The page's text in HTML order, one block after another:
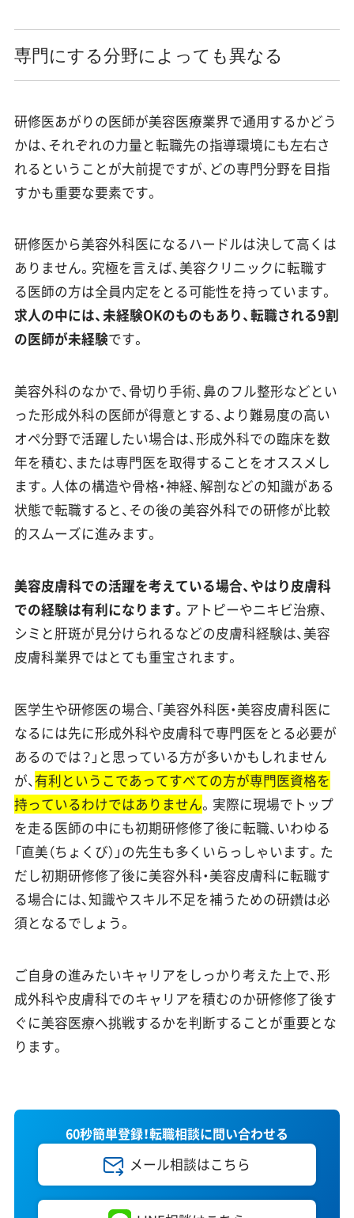
専門にする分野によっても異なる
研修医あがりの医師が美容医療業界で通用するかどう
かは、それぞれの力量と転職先の指導環境にも左右さ
れるということが大前提ですが、どの専門分野を目指
すかも重要な要素です。
研修医から美容外科医になるハードルは決して高くは
ありません。究極を言えば、美容クリニックに転職す
る医師の方は全員内定をとる可能性を持っています。
求人の中には、未経験OKのものもあり、転職される9割
の医師が未経験です。
美容外科のなかで、骨切り手術、鼻のフル整形などとい
った形成外科の医師が得意とする、より難易度の高い
オペ分野で活躍したい場合は、形成外科での臨床を数
年を積む、または専門医を取得することをオススメし
ます。人体の構造や骨格・神経、解剖などの知識がある
状態で転職すると、その後の美容外科での研修が比較
的スムーズに進みます。
美容皮膚科での活躍を考えている場合、やはり皮膚科
での経験は有利になります。 アトピーやニキビ治療、
シミと肝斑が見分けられるなどの皮膚科経験は、美容
皮膚科業界ではとても重宝されます。
医学生や研修医の場合、「美容外科医・美容皮膚科医に
なるには先に形成外科や皮膚科で専門医をとる必要が
あるのでは？」と思っている方が多いかもしれません
が、 有利というこであってすべての方が専門医資格を
持っているわけではありません。実際に現場でトップ
を走る医師の中にも初期研修修了後に転職、いわゆる
「直美（ちょくび）」の先生も多くいらっしゃいます。た
だし初期研修修了後に美容外科・美容皮膚科に転職す
る場合には、知識やスキル不足を補うための研鑽は必
須となるでしょう。
ご自身の進みたいキャリアをしっかり考えた上で、形
成外科や皮膚科でのキャリアを積むのか研修修了後す
ぐに美容医療へ挑戦するかを判断することが重要とな
ります。
60秒簡単登録！転職相談に問い合わせる
メール相談はこちら